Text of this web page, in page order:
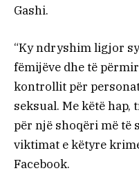
Gashi.
“Ky ndryshim ligjor
fëmijëve dhe të
kontrollit për
seksual. Me këtë
për një shoqëri më të
viktimat e këtyre
Facebook.